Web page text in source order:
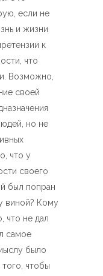
если не
и жизни
к
что
Возможно,
своей
но не
что у
своего
был попран
виной? Кому
что не дал
самое
было
того, чтобы